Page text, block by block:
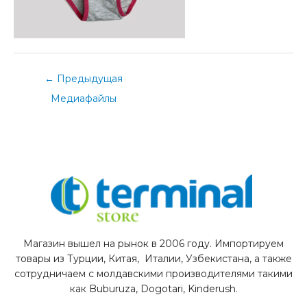
← Предыдущая
Медиафайлы
Магазин вышел на рынок в 2006 году. Импортируем
товары из Турции, Китая, Италии, Узбекистана, а также
сотрудничаем с молдавскими производителями такими
как Buburuza, Dogotari, Kinderush.